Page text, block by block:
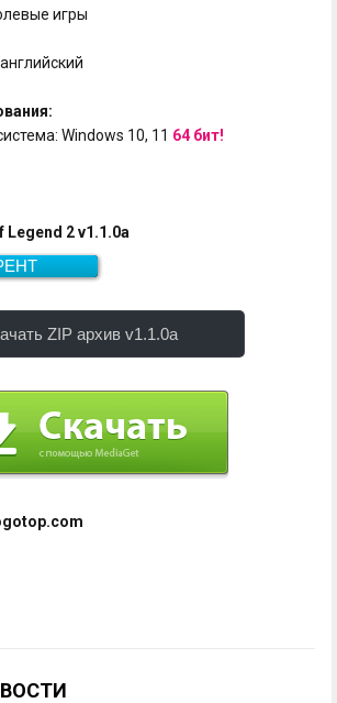
игры
Windows 10, 11 64 бит!
Legend 2 v1.1.0a
ZIP архив v1.1.0a